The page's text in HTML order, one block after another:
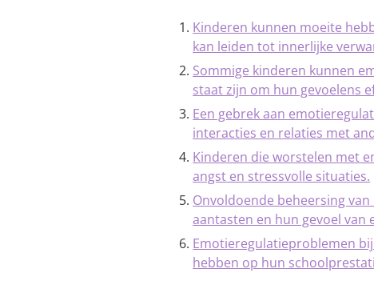
Kinderen kunnen moeite
kan leiden tot innerlijke
Sommige kinderen kunnen
staat zijn om hun gevoelens
Een gebrek aan
interacties en relaties met
Kinderen die worstelen met
angst en stressvolle situaties.
Onvoldoende beheersing
aantasten en hun gevoel van
Emotieregulatieproblemen
hebben op hun